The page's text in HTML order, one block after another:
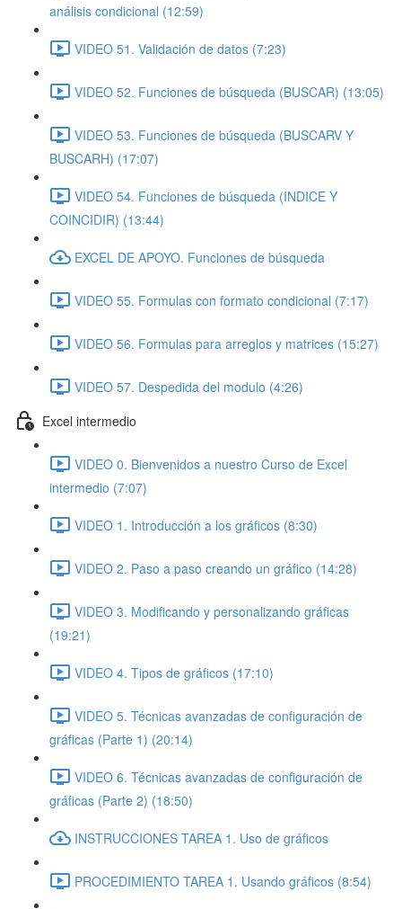
análisis condicional (12:59)
VIDEO 51. Validación de datos (7:23)
VIDEO 52. Funciones de búsqueda (BUSCAR) (13:05)
VIDEO 53. Funciones de búsqueda (BUSCARV Y
BUSCARH) (17:07)
VIDEO 54. Funciones de búsqueda (INDICE Y
COINCIDIR) (13:44)
EXCEL DE APOYO. Funciones de búsqueda
VIDEO 55. Formulas con formato condicional (7:17)
VIDEO 56. Formulas para arreglos y matrices (15:27)
VIDEO 57. Despedida del modulo (4:26)
Excel intermedio
VIDEO 0. Bienvenidos a nuestro Curso de Excel
intermedio (7:07)
VIDEO 1. Introducción a los gráficos (8:30)
VIDEO 2. Paso a paso creando un gráfico (14:28)
VIDEO 3. Modificando y personalizando gráficas
(19:21)
VIDEO 4. Tipos de gráficos (17:10)
VIDEO 5. Técnicas avanzadas de configuración de
gráficas (Parte 1) (20:14)
VIDEO 6. Técnicas avanzadas de configuración de
gráficas (Parte 2) (18:50)
INSTRUCCIONES TAREA 1. Uso de gráficos
PROCEDIMIENTO TAREA 1. Usando gráficos (8:54)